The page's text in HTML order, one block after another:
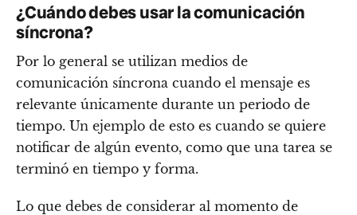
¿Cuándo debes usar la comunicación
síncrona?
Por lo general se utilizan medios de
comunicación síncrona cuando el mensaje es
relevante únicamente durante un periodo de
tiempo. Un ejemplo de esto es cuando se quiere
notificar de algún evento, como que una tarea se
terminó en tiempo y forma.
Lo que debes de considerar al momento de